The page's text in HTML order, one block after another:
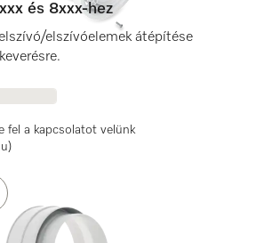
és 8xxx-hez
elszívóelemek átépítése
fel a kapcsolatot velünk